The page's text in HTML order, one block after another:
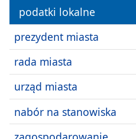
podatki lokalne
prezydent miasta
rada miasta
urząd miasta
nabór na stanowiska